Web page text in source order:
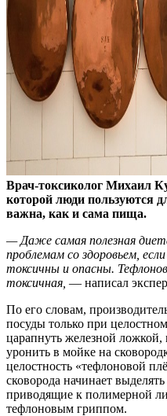
Врач-токсиколог Михаил
которой люди пользуются
важна, как и сама пища.
— Даже самая полезная
проблемам со здоровьем,
токсичны и опасны.
токсичная, — написал
По его словам,
посуды только при
царапнуть железной ложкой,
уронить в мойке на
целостность «тефлоновой
сковорода начинает
приводящие к полимерной
тефлоновым гриппом.